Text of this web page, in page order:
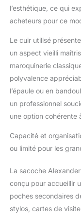
l’esthétique, ce qui
acheteurs pour ce
Le cuir utilisé
un aspect vieilli
maroquinerie
polyvalence
l’épaule ou en
un professionnel
une option cohérente
Capacité et
ou limité pour les
La sacoche
conçu pour accueillir
poches secondaires
stylos, cartes de